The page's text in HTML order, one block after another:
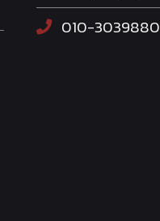
010-3039880